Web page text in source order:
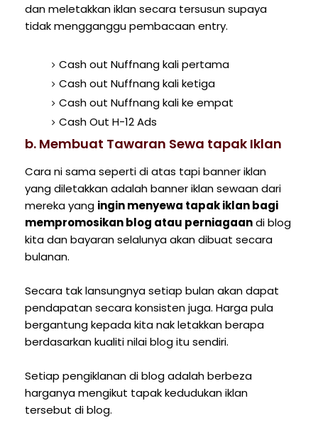
dan meletakkan iklan secara tersusun supaya
tidak mengganggu pembacaan entry.
Cash out Nuffnang kali pertama
Cash out Nuffnang kali ketiga
Cash out Nuffnang kali ke empat
Cash Out H-12 Ads
b. Membuat Tawaran Sewa tapak Iklan
Cara ni sama seperti di atas tapi banner iklan
yang diletakkan adalah banner iklan sewaan dari
mereka yang ingin menyewa tapak iklan bagi
mempromosikan blog atau perniagaandi blog
kita dan bayaran selalunya akan dibuat secara
bulanan.
Secara tak lansungnya setiap bulan akan dapat
pendapatan secara konsisten juga. Harga pula
bergantung kepada kita nak letakkan berapa
berdasarkan kualiti nilai blog itu sendiri.
Setiap pengiklanan di blog adalah berbeza
harganya mengikut tapak kedudukan iklan
tersebut di blog.